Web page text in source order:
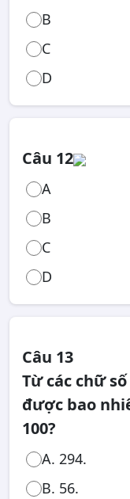
B
C
D
Câu 12
A
B
C
D
Câu 13
Từ các chữ
được bao
100?
A. 294.
B. 56.